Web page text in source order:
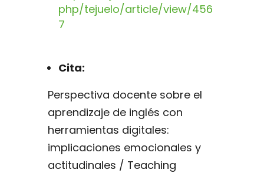
php/tejuelo/article/view/456
7
Cita:
Perspectiva docente sobre el
aprendizaje de inglés con
herramientas digitales:
implicaciones emocionales y
actitudinales / Teaching